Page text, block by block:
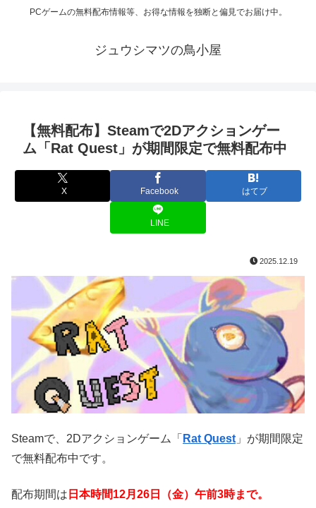
PCゲームの無料配布情報等、お得な情報を独断と偏見でお届け中。
ジュウシマツの鳥小屋
【無料配布】Steamで2Dアクションゲー
ム「Rat Quest」が期間限定で無料配布中
X Facebook はてブ
LINE
2025.12.19
Steamで、2Dアクションゲーム「 Rat Quest 」が期間限定
で無料配布中です。
配布期間は 日本時間12月26日（金）午前3時まで。